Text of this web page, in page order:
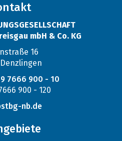
mbH & Co. KG
16
Denzlingen
7666 900 - 10
900 - 120
nb.de